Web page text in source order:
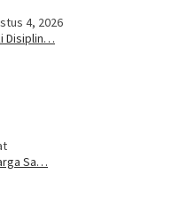
4, 2026
Disiplin…
Sa…